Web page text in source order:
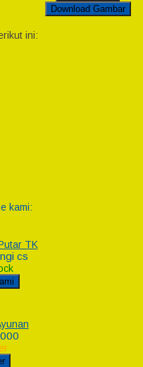
ini:
Download Gambar
kami:
TK
cs